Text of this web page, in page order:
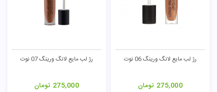
رژ لب مایع لانگ ورینگ 06 نوت
275,000 تومان
رژ لب مایع لانگ ورینگ 07 نوت
275,000 تومان